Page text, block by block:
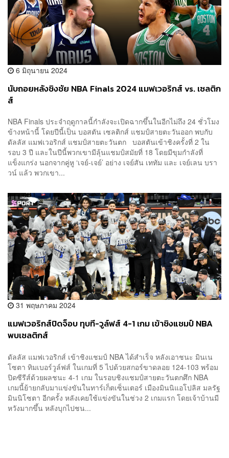
6 มิถุนายน 2024
นับถอยหลังชิงชัย NBA Finals 2024 แมฟเวอริกส์ vs. เซลติก
ส์
NBA Finals ประจำฤดูกาลนี้กำลังจะเปิดฉากขึ้นในอีกไม่ถึง 24 ชั่วโมง
ข้างหน้านี้ โดยปีนี้เป็น บอสตัน เซลติกส์ แชมป์สายตะวันออก พบกับ
ดัลลัส แมฟเวอริกส์ แชมป์สายตะวันตก บอสตันเข้าชิงครั้งที่ 2 ใน
รอบ 3 ปี และในปีนี้พวกเขามีลุ้นแชมป์สมัยที่ 18 โดยมีขุมกำลังที่
แข็งแกร่ง นอกจากคู่หู ‘เจย์-เจย์’ อย่าง เจย์สัน เททัม และ เจย์เลน บรา
วน์ แล้ว พวกเขา...
31 พฤษภาคม 2024
แมฟเวอริกส์ปิดจ็อบ ทุบที-วูล์ฟส์ 4-1 เกม เข้าชิงแชมป์ NBA
พบเซลติกส์
ดัลลัส แมฟเวอริกส์ เข้าชิงแชมป์ NBA ได้สำเร็จ หลังเอาชนะ มินเน
โซตา ทิมเบอร์วูล์ฟส์ ในเกมที่ 5 ไปด้วยสกอร์ขาดลอย 124-103 พร้อม
ปิดซีรีส์ด้วยผลชนะ 4-1 เกม ในรอบชิงแชมป์สายตะวันตกศึก NBA
เกมนี้ย้ายกลับมาแข่งขันในทาร์เก็ตเซ็นเตอร์ เมืองมินนิแอโปลิส มลรัฐ
มินนิโซตา อีกครั้ง หลังเคยใช้แข่งขันในช่วง 2 เกมแรก โดยเจ้าบ้านมี
หวังมากขึ้น หลังบุกไปชน...